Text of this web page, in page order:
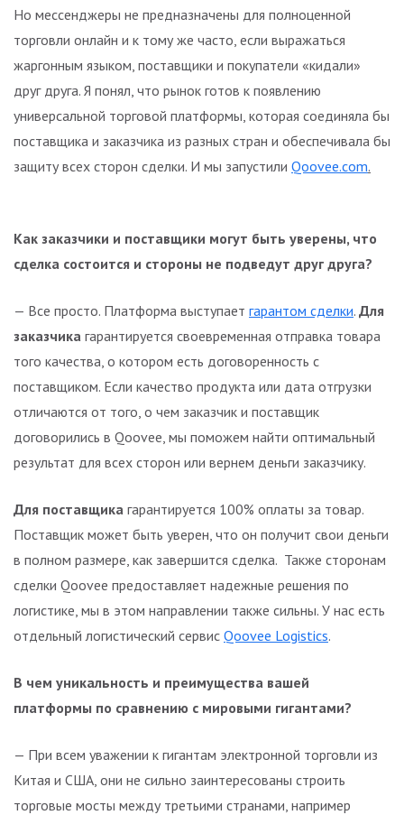
Но мессенджеры не предназначены для полноценной
торговли онлайн и к тому же часто, если выражаться
жаргонным языком, поставщики и покупатели «кидали»
друг друга. Я понял, что рынок готов к появлению
универсальной торговой платформы, которая соединяла бы
поставщика и заказчика из разных стран и обеспечивала бы
защиту всех сторон сделки. И мы запустили Qoovee.com.
Как заказчики и поставщики могут быть уверены, что
сделка состоится и стороны не подведут друг друга?
— Все просто. Платформа выступает гарантом сделки. Для
заказчика гарантируется своевременная отправка товара
того качества, о котором есть договоренность с
поставщиком. Если качество продукта или дата отгрузки
отличаются от того, о чем заказчик и поставщик
договорились в Qoovee, мы поможем найти оптимальный
результат для всех сторон или вернем деньги заказчику.
Для поставщика гарантируется 100% оплаты за товар.
Поставщик может быть уверен, что он получит свои деньги
в полном размере, как завершится сделка. Также сторонам
сделки Qoovee предоставляет надежные решения по
логистике, мы в этом направлении также сильны. У нас есть
отдельный логистический сервис Qoovee Logistics.
В чем уникальность и преимущества вашей
платформы по сравнению с мировыми гигантами?
— При всем уважении к гигантам электронной торговли из
Китая и США, они не сильно заинтересованы строить
торговые мосты между третьими странами, например